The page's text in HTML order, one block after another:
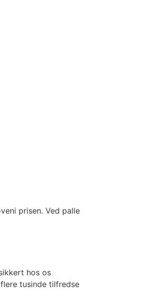
prisen. Ved palle
hos os
tusinde tilfredse